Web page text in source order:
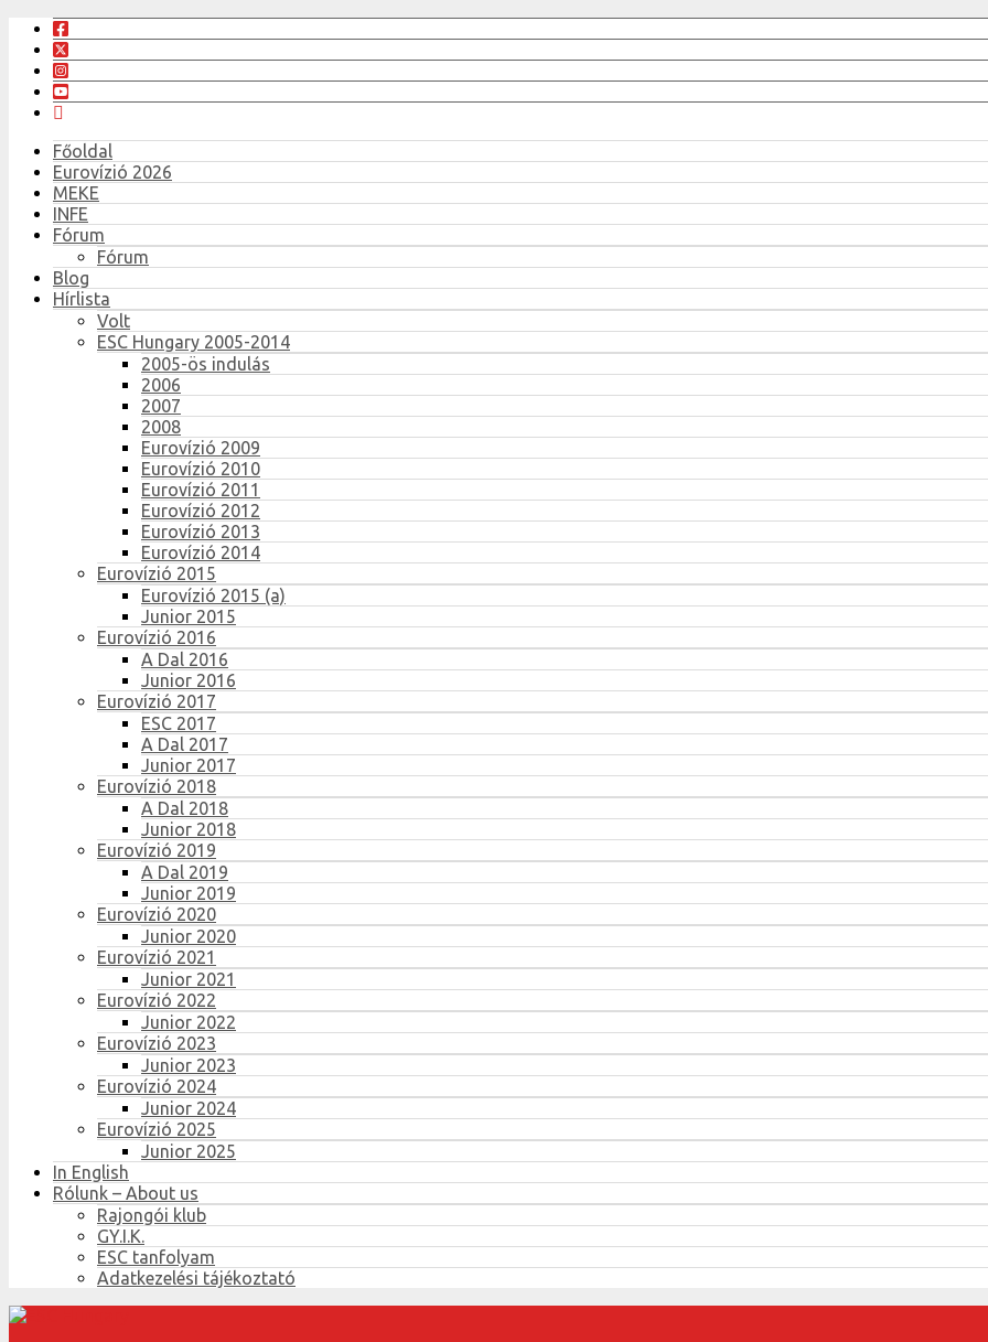
Főoldal
Eurovízió 2026
MEKE
INFE
Fórum
Fórum
Blog
Hírlista
Volt
ESC Hungary 2005-2014
2005-ös indulás
2006
2007
2008
Eurovízió 2009
Eurovízió 2010
Eurovízió 2011
Eurovízió 2012
Eurovízió 2013
Eurovízió 2014
Eurovízió 2015
Eurovízió 2015 (a)
Junior 2015
Eurovízió 2016
A Dal 2016
Junior 2016
Eurovízió 2017
ESC 2017
A Dal 2017
Junior 2017
Eurovízió 2018
A Dal 2018
Junior 2018
Eurovízió 2019
A Dal 2019
Junior 2019
Eurovízió 2020
Junior 2020
Eurovízió 2021
Junior 2021
Eurovízió 2022
Junior 2022
Eurovízió 2023
Junior 2023
Eurovízió 2024
Junior 2024
Eurovízió 2025
Junior 2025
In English
Rólunk – About us
Rajongói klub
GY.I.K.
ESC tanfolyam
Adatkezelési tájékoztató